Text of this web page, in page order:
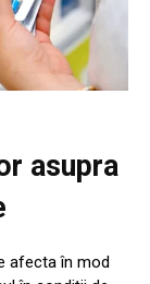
asupra
afecta în mod